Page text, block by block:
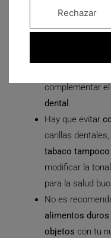
Por ello,
complementar
dental .
Hay que evitar
carillas dentales,
tabaco
modificar la
para la salud
No es
alimentos duros
objetos con tu
Rechazar